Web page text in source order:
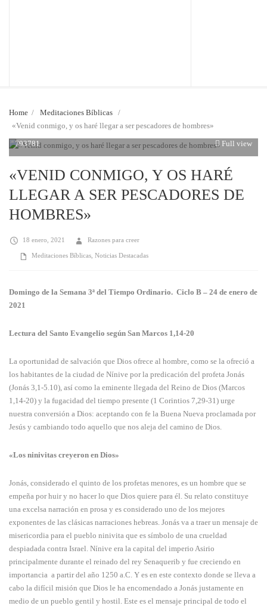
Home / Meditaciones Bíblicas /
«Venid conmigo, y os haré llegar a ser pescadores de hombres»
793781
Full view
«VENID CONMIGO, Y OS HARÉ
LLEGAR A SER PESCADORES DE
HOMBRES»
18 enero, 2021 Razones para creer
Meditaciones Bíblicas Noticias Destacadas
Domingo de la Semana 3ª del Tiempo Ordinario. Ciclo B – 24 de enero de
2021
Lectura del Santo Evangelio según San Marcos 1,14-20
La oportunidad de salvación que Dios ofrece al hombre, como se la ofreció a
los habitantes de la ciudad de Nínive por la predicación del profeta Jonás
(Jonás 3,1-5.10), así como la eminente llegada del Reino de Dios (Marcos
1,14-20) y la fugacidad del tiempo presente (1 Corintios 7,29-31) urge
nuestra conversión a Dios: aceptando con fe la Buena Nueva proclamada por
Jesús y cambiando todo aquello que nos aleja del camino de Dios.
«Los ninivitas creyeron en Dios»
Jonás, considerado el quinto de los profetas menores, es un hombre que se
empeña por huir y no hacer lo que Dios quiere para él. Su relato constituye
una excelsa narración en prosa y es considerado uno de los mejores
exponentes de las clásicas narraciones hebreas. Jonás va a traer un mensaje de
misericordia para el pueblo ninivita que es símbolo de una crueldad
despiadada contra Israel. Nínive era la capital del imperio Asirio
principalmente durante el reinado del rey Senaquerib y fue creciendo en
importancia a partir del año 1250 a.C. Y es en este contexto donde se lleva a
cabo la difícil misión que Dios le ha encomendado a Jonás justamente en
medio de un pueblo gentil y hostil. Este es el mensaje principal de todo el